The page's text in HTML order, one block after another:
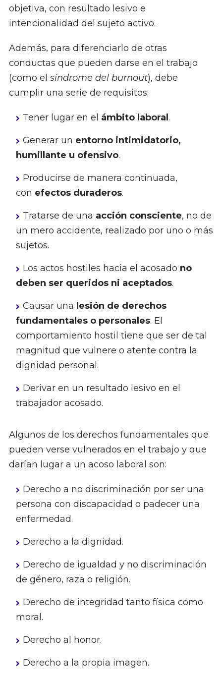
objetiva, con resultado lesivo e
intencionalidad del sujeto activo.
Además, para diferenciarlo de otras
conductas que pueden darse en el trabajo
(como el síndrome del burnout), debe
cumplir una serie de requisitos:
Tener lugar en el ámbito laboral .
Generar un entorno intimidatorio,
humillante u ofensivo.
Producirse de manera continuada,
con efectos duraderos.
Tratarse de una acción consciente, no de
un mero accidente, realizado por uno o más
sujetos.
Los actos hostiles hacia el acosado no
deben ser queridos ni aceptados.
Causar una lesión de derechos
fundamentales o personales. El
comportamiento hostil tiene que ser de tal
magnitud que vulnere o atente contra la
dignidad personal.
Derivar en un resultado lesivo en el
trabajador acosado.
Algunos de los derechos fundamentales que
pueden verse vulnerados en el trabajo y que
darían lugar a un acoso laboral son:
Derecho a no discriminación por ser una
persona con discapacidad o padecer una
enfermedad.
Derecho a la dignidad.
Derecho de igualdad y no discriminación
de género, raza o religión.
Derecho de integridad tanto física como
moral.
Derecho al honor.
Derecho a la propia imagen.